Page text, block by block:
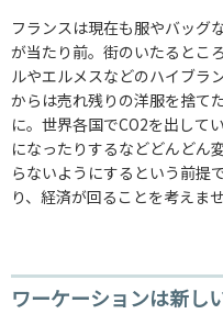
フランスは現在も服やバッグ
が当たり前。街のいたるとこ
ルやエルメスなどのハイブラ
からは売れ残りの洋服を捨て
に。世界各国でCO2を出して
になったりするなどどんどん
らないようにするという前提
り、経済が回ることを考えま
ワーケーションは新し